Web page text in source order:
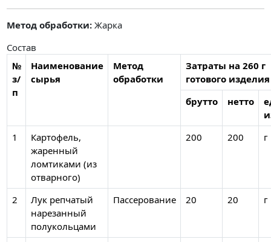
Метод обработки: Жарка
Состав
№
з/
п
Наименование
сырья
Метод
обработки
Затраты на 260 г
готового изделия
брутто
нетто
1
Картофель,
жаренный
ломтиками (из
отварного)
200 200 г
2
Лук репчатый
нарезанный
полукольцами
Пассерование 20 20 г